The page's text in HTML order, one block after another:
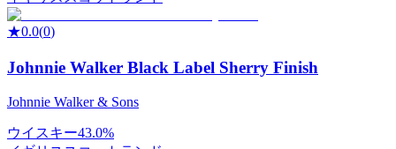
★0.0(0)
Johnnie Walker Black Label Sherry Finish
Johnnie Walker & Sons
ウイスキー43.0%